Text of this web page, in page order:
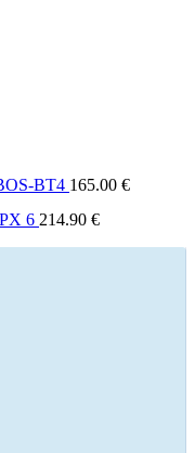
BT4 165.00 €
6 214.90 €